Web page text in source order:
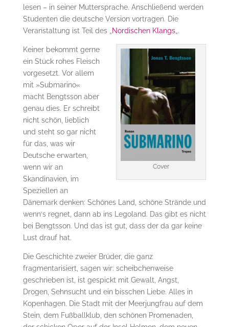
lesen – in seiner Muttersprache. Anschließend werden
Studenten die deutsche Version vortragen. Die
Veranstaltung ist Teil des „
Nordischen Klangs„.
Cover
Keiner bekommt gerne
ein Stück rohes Fleisch
vorgesetzt. Vor allem
mit »Submarino«
macht Bengtsson aber
genau dies. Er schreibt
nicht schön, lieblich
und steht so gar nicht
für das, was wir
Deutsche erwarten,
wenn wir an
Skandinavien, im
Speziellen an
Dänemark denken: Schönes Land, schöne Strände und
wenn‘s regnet, dann ab ins Legoland. Das gibt es nicht
bei Bengtsson. Und das ist gut, dass der da gar keine
Lust drauf hat.
Die Geschichte zweier Brüder, die ganz
fragmentarisiert, sagen wir: scheibchenweise
geschrieben ist, ist gespickt mit Gewalt, Angst,
Drogen, Sehnsucht und ein bisschen Liebe. Alles in
Kopenhagen. Die Stadt mit der Meerjungfrau auf dem
Stein, dem Fußballklub, den schönen Promenaden,